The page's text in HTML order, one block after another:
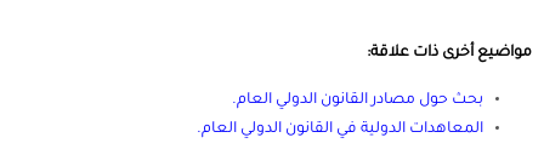
مواضيع أخرى ذات علاقة:
بحث حول مصادر القانون الدولي العام.
المعاهدات الدولية في القانون الدولي العام.